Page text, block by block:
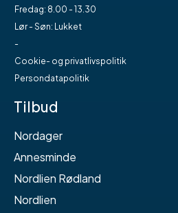
Fredag: 8.00 - 13.30
Lør - Søn: Lukket
-
Cookie- og privatlivspolitik
Persondatapolitik
Tilbud
Nordager
Annesminde
Nordlien Rødland
Nordlien